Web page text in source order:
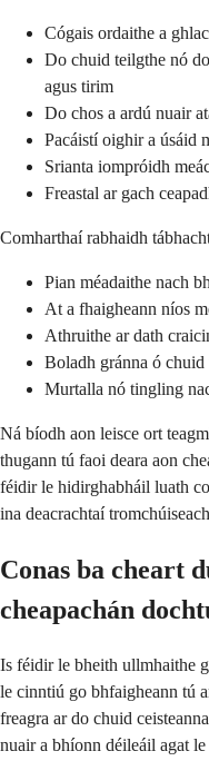
Cógais ordaithe a
Do chuid teilgthe nó
agus tirim
Do chos a ardú nuair
Pacáistí oighir a úsáid
Srianta iompróidh
Freastal ar gach
Comharthaí rabhaidh
Pian méadaithe nach
At a fhaigheann níos
Athruithe ar dath
Boladh gránna ó
Murtalla nó tingling
Ná bíodh aon leisce ort
thugann tú faoi deara aon
féidir le hidirghabháil luath
ina deacrachtaí
Conas ba cheart
cheapachán
Is féidir le bheith ullmhaithe
le cinntiú go bhfaigheann tú
freagra ar do chuid
nuair a bhíonn déileáil agat